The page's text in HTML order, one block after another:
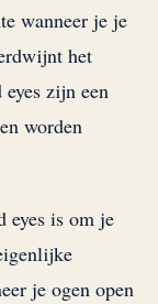
wanneer je je
het
zijn een
worden
eyes is om je
je ogen open